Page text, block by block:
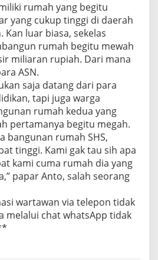
rumah yang begitu
yang cukup tinggi di daerah
Kan luar biasa, sekelas
rumah begitu mewah
miliaran rupiah. Dari mana
ASN.
saja datang dari para
tapi juga warga
rumah kedua yang
pertamanya begitu megah.
bangunan rumah SHS,
tinggi. Kami gak tau sih apa
kami cuma rumah dia yang
papar Anto, salah seorang
wartawan via telepon tidak
melalui chat whatsApp tidak